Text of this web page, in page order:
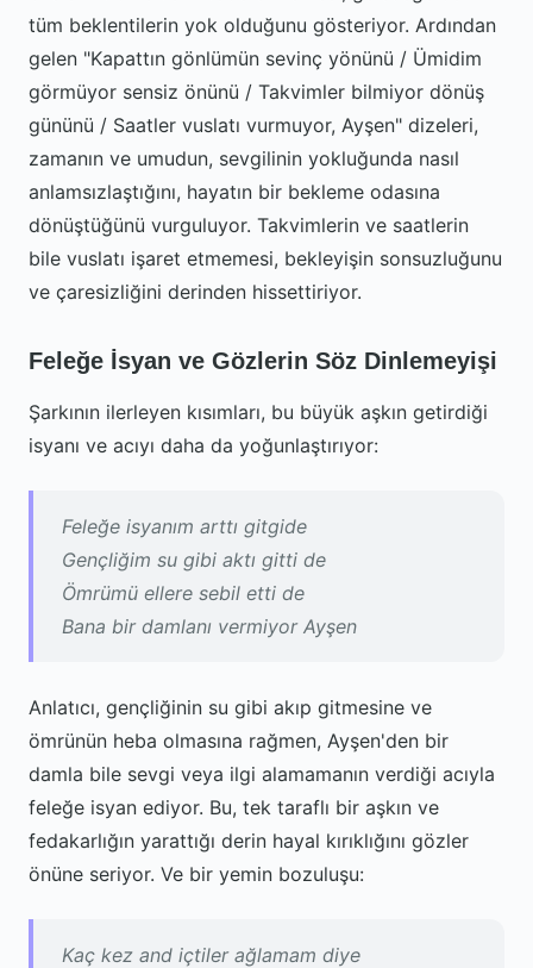
tüm beklentilerin yok olduğunu gösteriyor. Ardından
gelen "Kapattın gönlümün sevinç yönünü / Ümidim
görmüyor sensiz önünü / Takvimler bilmiyor dönüş
gününü / Saatler vuslatı vurmuyor, Ayşen" dizeleri,
zamanın ve umudun, sevgilinin yokluğunda nasıl
anlamsızlaştığını, hayatın bir bekleme odasına
dönüştüğünü vurguluyor. Takvimlerin ve saatlerin
bile vuslatı işaret etmemesi, bekleyişin sonsuzluğunu
ve çaresizliğini derinden hissettiriyor.
Feleğe İsyan ve Gözlerin Söz Dinlemeyişi
Şarkının ilerleyen kısımları, bu büyük aşkın getirdiği
isyanı ve acıyı daha da yoğunlaştırıyor:
Feleğe isyanım arttı gitgide
Gençliğim su gibi aktı gitti de
Ömrümü ellere sebil etti de
Bana bir damlanı vermiyor Ayşen
Anlatıcı, gençliğinin su gibi akıp gitmesine ve
ömrünün heba olmasına rağmen, Ayşen'den bir
damla bile sevgi veya ilgi alamamanın verdiği acıyla
feleğe isyan ediyor. Bu, tek taraflı bir aşkın ve
fedakarlığın yarattığı derin hayal kırıklığını gözler
önüne seriyor. Ve bir yemin bozuluşu:
Kaç kez and içtiler ağlamam diye